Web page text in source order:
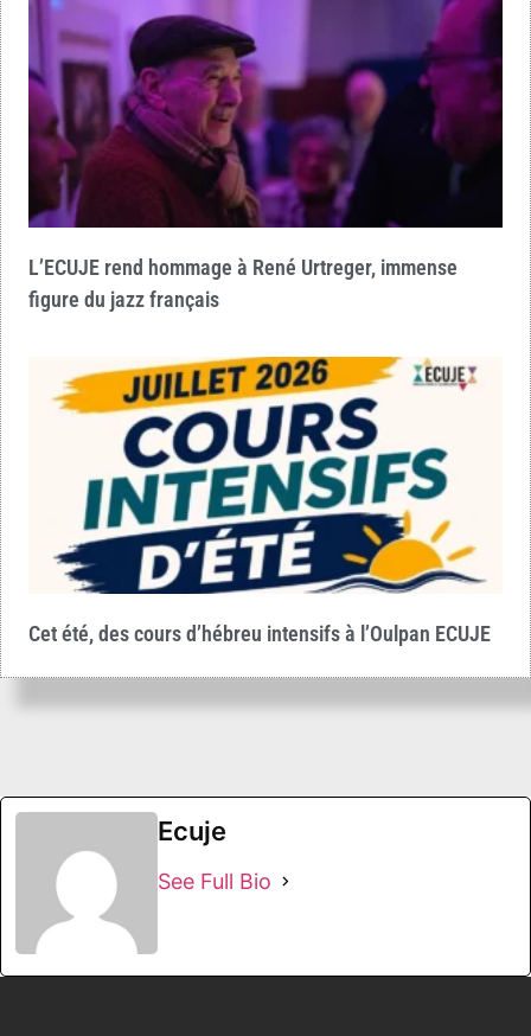
L’ECUJE rend hommage à René Urtreger, immense
figure du jazz français
Cet été, des cours d’hébreu intensifs à l’Oulpan ECUJE
Ecuje
See Full Bio